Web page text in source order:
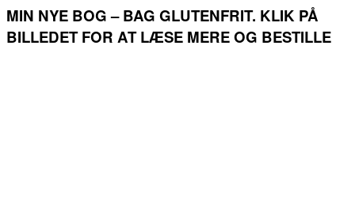
MIN NYE BOG – BAG GLUTENFRIT. KLIK PÅ
BILLEDET FOR AT LÆSE MERE OG BESTILLE